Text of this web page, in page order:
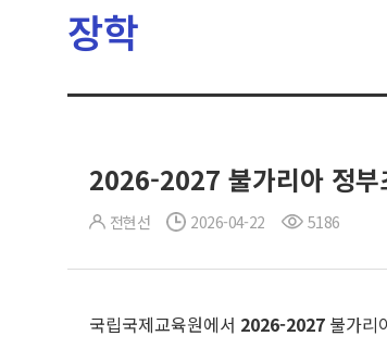
장학
2026-2027 불가리아 정부
전현선 2026-04-22 5186
국립국제교육원에서 2026-2027 불가리